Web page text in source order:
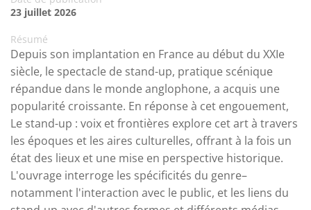
23 juillet 2026
Résumé
Depuis son implantation en France au début du XXIe
siècle, le spectacle de stand-up, pratique scénique
répandue dans le monde anglophone, a acquis une
popularité croissante. En réponse à cet engouement,
Le stand-up : voix et frontières explore cet art à travers
les époques et les aires culturelles, offrant à la fois un
état des lieux et une mise en perspective historique.
L'ouvrage interroge les spécificités du genre–
notamment l'interaction avec le public, et les liens du